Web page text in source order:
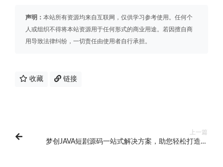
声明： 本站所有资源均来自互联网，仅供学习参考使用。任何个
人或组织不得将本站资源用于任何形式的商业用途。若因擅自商
用导致法律纠纷，一切责任由使用者自行承担。
收藏 链接
上一篇
梦创JAVA短剧源码一站式解决方案，助您轻松打造抖